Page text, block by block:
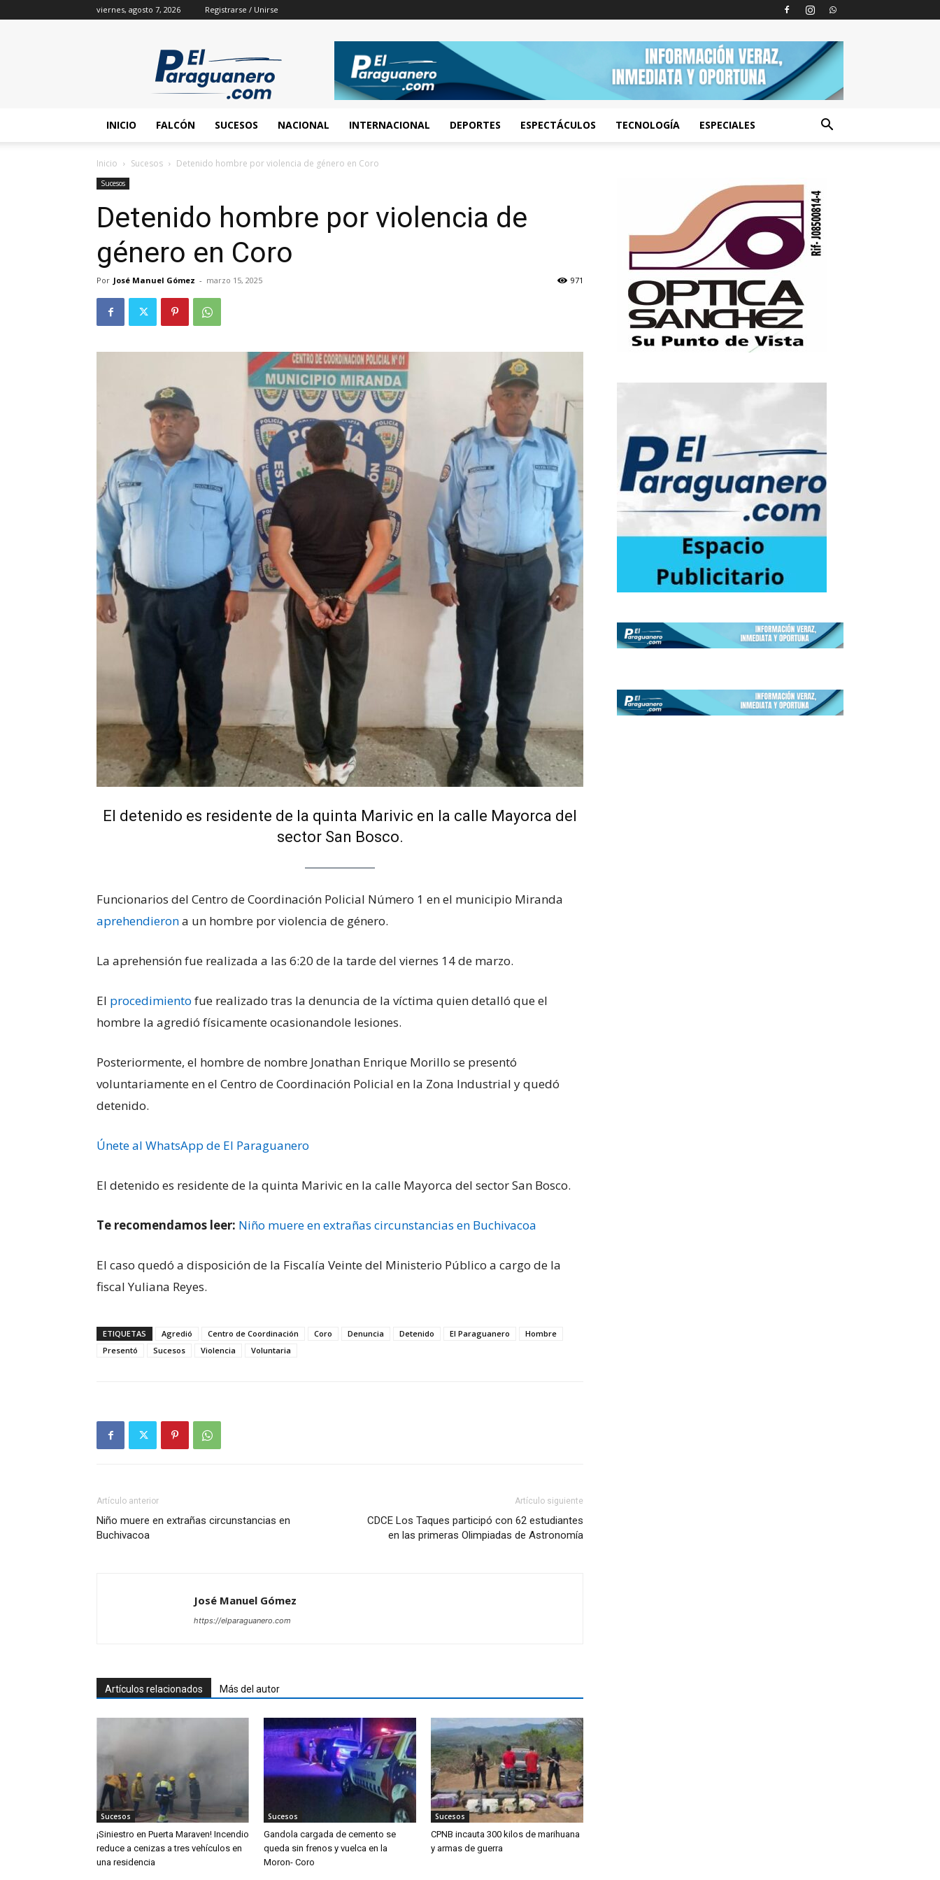
viernes, agosto 7, 2026 Registrarse / Unirse
INICIO FALCÓN SUCESOS NACIONAL INTERNACIONAL DEPORTES ESPECTÁCULOS TECNOLOGÍA ESPECIALES
Inicio Sucesos Detenido hombre por violencia de género en Coro
Sucesos
Detenido hombre por violencia de
género en Coro
Por José Manuel Gómez - marzo 15, 2025 971
El detenido es residente de la quinta Marivic en la calle Mayorca del
sector San Bosco.
Funcionarios del Centro de Coordinación Policial Número 1 en el municipio Miranda
aprehendierona un hombre por violencia de género.
La aprehensión fue realizada a las 6:20 de la tarde del viernes 14 de marzo.
El procedimiento fue realizado tras la denuncia de la víctima quien detalló que el
hombre la agredió físicamente ocasionandole lesiones.
Posteriormente, el hombre de nombre Jonathan Enrique Morillo se presentó
voluntariamente en el Centro de Coordinación Policial en la Zona Industrial y quedó
detenido.
Únete al WhatsApp de El Paraguanero
El detenido es residente de la quinta Marivic en la calle Mayorca del sector San Bosco.
Te recomendamos leer: Niño muere en extrañas circunstancias en Buchivacoa
El caso quedó a disposición de la Fiscalía Veinte del Ministerio Público a cargo de la
fiscal Yuliana Reyes.
ETIQUETAS Agredió Centro de Coordinación Coro Denuncia Detenido El Paraguanero
Hombre
Presentó
Sucesos Violencia Voluntaria
Artículo anterior
Niño muere en extrañas circunstancias en
Buchivacoa
Artículo siguiente
CDCE Los Taques participó con 62 estudiantes
en las primeras Olimpiadas de Astronomía
José Manuel Gómez
https://elparaguanero.com
Artículos relacionados Más del autor
Sucesos
¡Siniestro en Puerta Maraven! Incendio
reduce a cenizas a tres vehículos en
una residencia
Sucesos
Gandola cargada de cemento se
queda sin frenos y vuelca en la
Moron- Coro
Sucesos
CPNB incauta 300 kilos de marihuana
y armas de guerra